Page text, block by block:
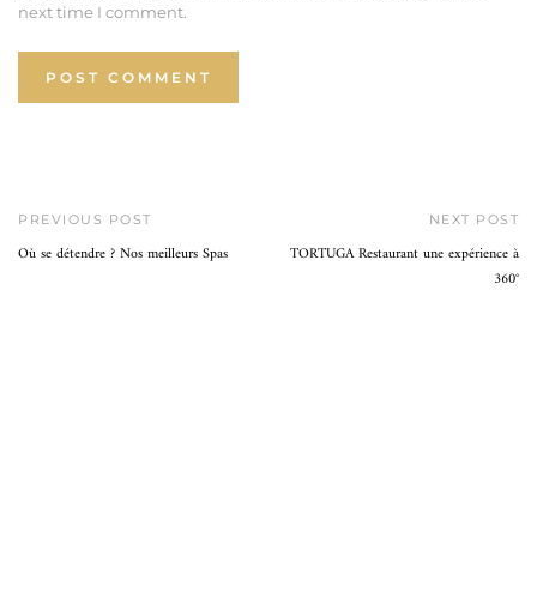
next time I comment.
PREVIOUS POST
Où se détendre ? Nos meilleurs Spas
NEXT POST
TORTUGA Restaurant une expérience à
360°